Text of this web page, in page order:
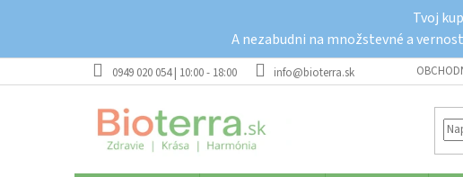
Tvoj
A nezabudni na množstevné a
0949 020 054 | 10:00 - 18:00 info@bioterra.sk